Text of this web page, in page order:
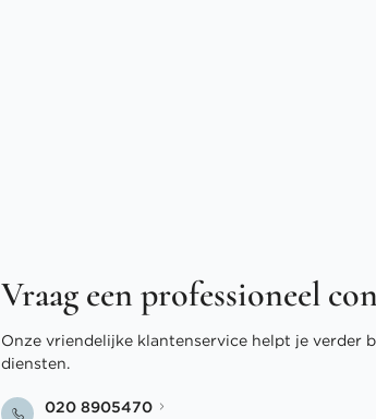
Vraag een professioneel
Onze vriendelijke klantenservice helpt je verder
diensten.
020 8905470